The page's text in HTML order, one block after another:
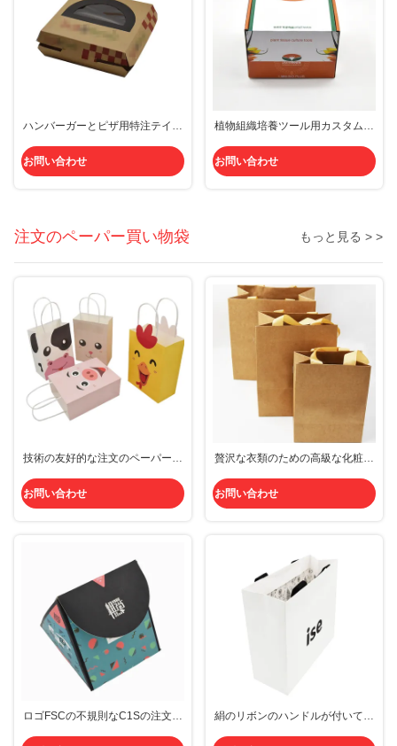
ハンバーガーとピザ用特注テイク
お問い合わせ
植物組織培養ツール用カスタムペ
お問い合わせ
注文のペーパー買い物袋 もっと見る > >
技術の友好的な注文のペーパー買
お問い合わせ
贅沢な衣類のための高級な化粧品
お問い合わせ
ロゴFSCの不規則なC1Sの注文の
絹のリボンのハンドルが付いてい